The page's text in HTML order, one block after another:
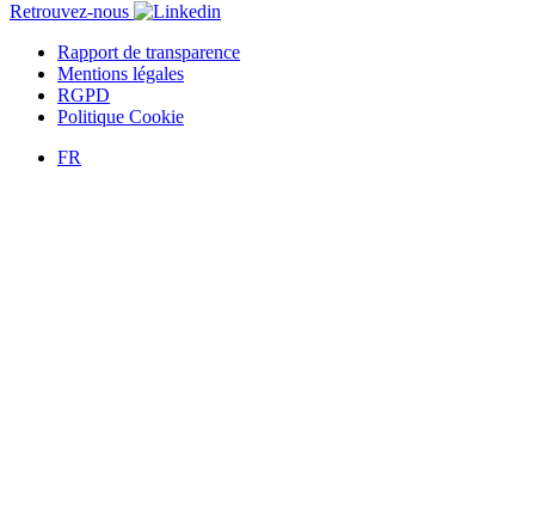
Retrouvez-nous
Rapport de transparence
Mentions légales
RGPD
Politique Cookie
FR